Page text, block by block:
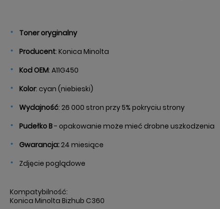
Toner oryginalny
Producent: Konica Minolta
Kod OEM: A11G450
Kolor: cyan (niebieski)
Wydajność: 26 000 stron przy 5% pokryciu strony
Pudełko B- opakowanie może mieć drobne uszkodzenia
Gwarancja:24 miesiące
Zdjęcie poglądowe
Kompatybilność:
Konica Minolta Bizhub C360